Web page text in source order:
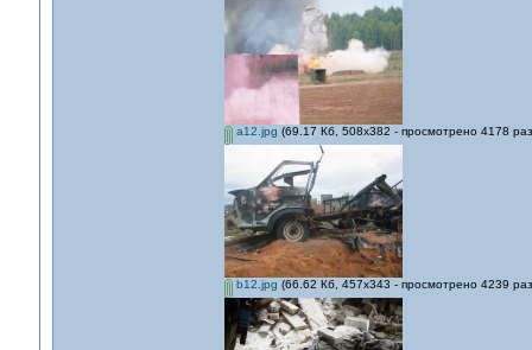
a12.jpg (69.17 Кб, 508x382 - просмотрено 4178
b12.jpg (66.62 Кб, 457x343 - просмотрено 4239